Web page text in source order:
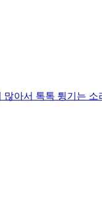
아서 톡톡 튕기는